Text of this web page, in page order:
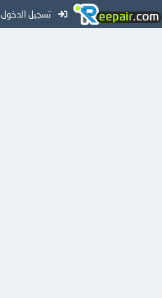
تسجيل الدخول